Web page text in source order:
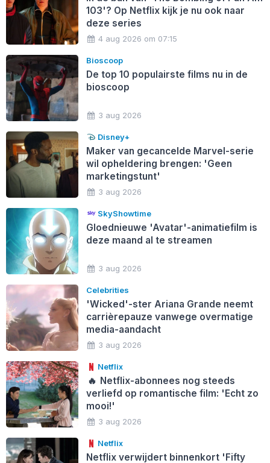
103'? Op Netflix kijk je nu ook naar
deze series
4 aug 2026 om 07:15
Bioscoop
De top 10 populairste films nu in de
bioscoop
3 aug 2026
Disney+
Maker van gecancelde Marvel-serie
wil opheldering brengen: 'Geen
marketingstunt'
3 aug 2026
SkyShowtime
Gloednieuwe 'Avatar'-animatiefilm is
deze maand al te streamen
3 aug 2026
Celebrities
'Wicked'-ster Ariana Grande neemt
carrièrepauze vanwege overmatige
media-aandacht
3 aug 2026
Netflix
🔥 Netflix-abonnees nog steeds
verliefd op romantische film: 'Echt zo
mooi!'
3 aug 2026
Netflix
Netflix verwijdert binnenkort 'Fifty